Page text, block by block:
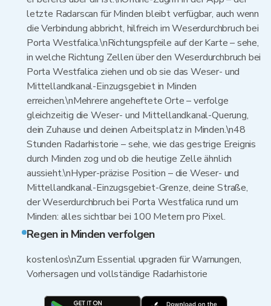
letzte Radarscan für Minden bleibt verfügbar, auch wenn
die Verbindung abbricht, hilfreich im Weserdurchbruch bei
Porta Westfalica.\nRichtungspfeile auf der Karte – sehe,
in welche Richtung Zellen über den Weserdurchbruch bei
Porta Westfalica ziehen und ob sie das Weser- und
Mittellandkanal-Einzugsgebiet in Minden
erreichen.\nMehrere angeheftete Orte – verfolge
gleichzeitig die Weser- und Mittellandkanal-Querung,
dein Zuhause und deinen Arbeitsplatz in Minden.\n48
Stunden Radarhistorie – sehe, wie das gestrige Ereignis
durch Minden zog und ob die heutige Zelle ähnlich
aussieht.\nHyper-präzise Position – die Weser- und
Mittellandkanal-Einzugsgebiet-Grenze, deine Straße,
der Weserdurchbruch bei Porta Westfalica rund um
Minden: alles sichtbar bei 100 Metern pro Pixel.
Regen in Minden verfolgen
kostenlos\nZum Essential upgraden für Warnungen,
Vorhersagen und vollständige Radarhistorie